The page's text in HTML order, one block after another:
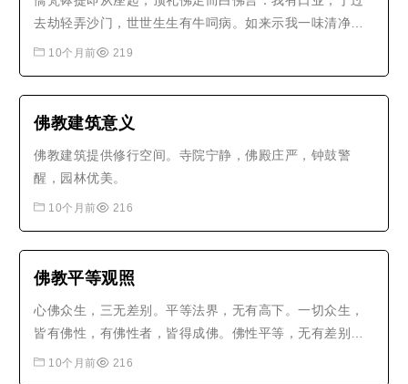
去劫轻弄沙门，世世生生有牛呞病。如来示我一味清净心
地法门，我得灭心入三摩地。观味之知非体非物，应念得
道。佛问圆通，如我所证，还味旋知，..
10个月前 219
佛教建筑意义
佛教建筑提供修行空间。寺院宁静，佛殿庄严，钟鼓警
醒，园林优美。
10个月前 216
佛教平等观照
心佛众生，三无差别。平等法界，无有高下。一切众生，
皆有佛性，有佛性者，皆得成佛。佛性平等，无有差别。
圣凡同体，迷悟殊途。但离妄缘，即如如佛。
10个月前 216